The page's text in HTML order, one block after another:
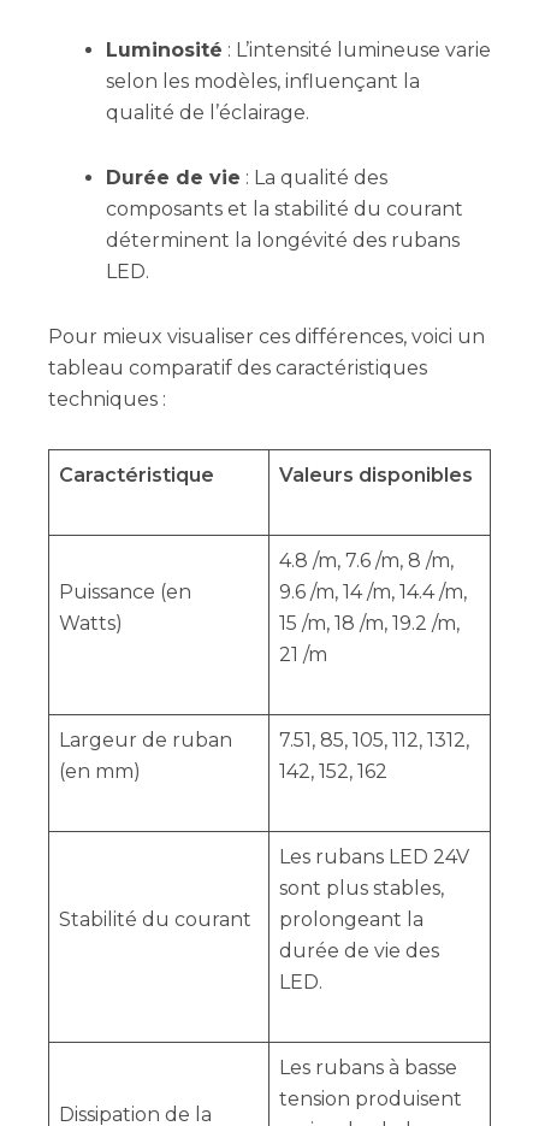
Luminosité : L’intensité lumineuse varie
selon les modèles, influençant la
qualité de l’éclairage.
Durée de vie : La qualité des
composants et la stabilité du courant
déterminent la longévité des rubans
LED.
Pour mieux visualiser ces différences, voici un
tableau comparatif des caractéristiques
techniques :
Caractéristique Valeurs disponibles
Puissance (en
Watts)
4.8 /m, 7.6 /m, 8 /m,
9.6 /m, 14 /m, 14.4 /m,
15 /m, 18 /m, 19.2 /m,
21 /m
Largeur de ruban
(en mm)
7.51, 85, 105, 112, 1312,
142, 152, 162
Stabilité du courant
Les rubans LED 24V
sont plus stables,
prolongeant la
durée de vie des
LED.
Dissipation de la
Les rubans à basse
tension produisent